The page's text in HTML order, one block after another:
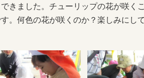
きました。チューリップの花が咲く
。何色の花が咲くのか？楽しみにし